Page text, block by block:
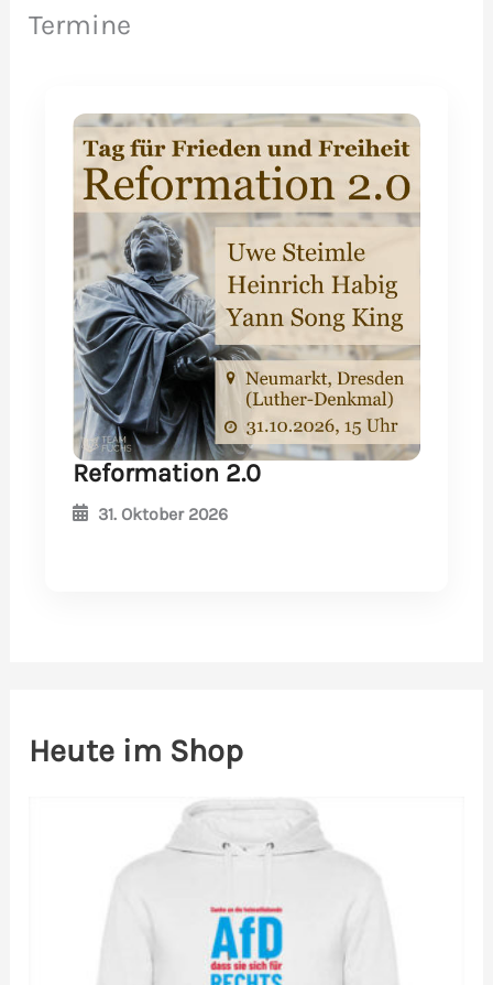
Termine
Reformation 2.0
31. Oktober 2026
Heute im Shop